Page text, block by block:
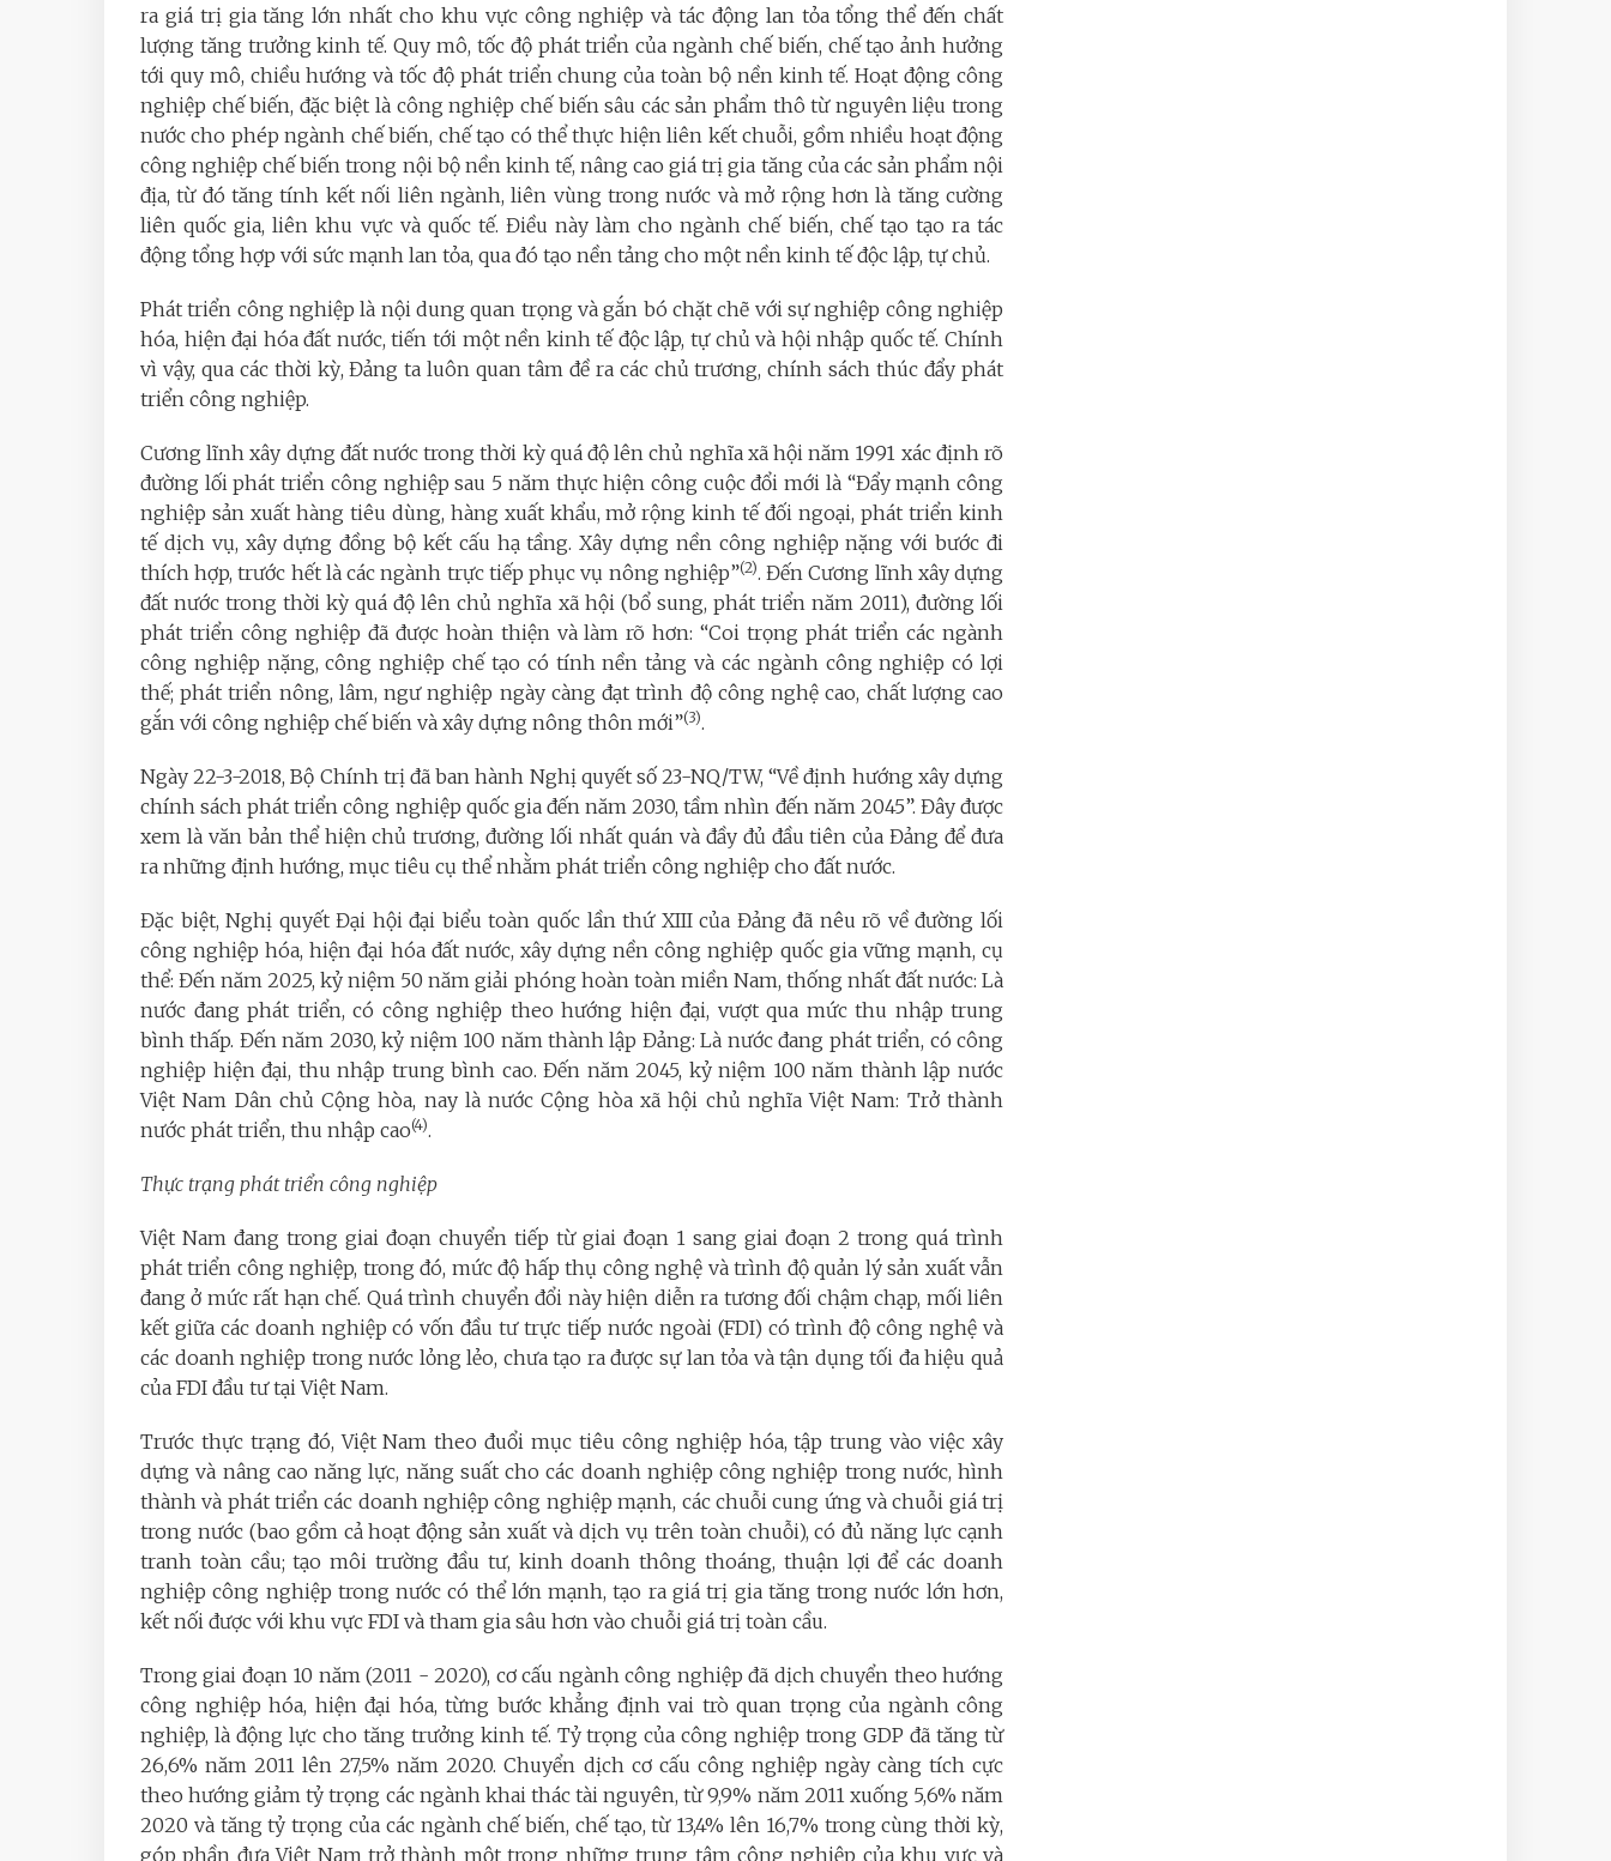
ra giá trị gia tăng lớn nhất cho khu vực công nghiệp và tác động lan tỏa tổng thể đến chất
lượng tăng trưởng kinh tế. Quy mô, tốc độ phát triển của ngành chế biến, chế tạo ảnh hưởng
tới quy mô, chiều hướng và tốc độ phát triển chung của toàn bộ nền kinh tế. Hoạt động công
nghiệp chế biến, đặc biệt là công nghiệp chế biến sâu các sản phẩm thô từ nguyên liệu trong
nước cho phép ngành chế biến, chế tạo có thể thực hiện liên kết chuỗi, gồm nhiều hoạt động
công nghiệp chế biến trong nội bộ nền kinh tế, nâng cao giá trị gia tăng của các sản phẩm nội
địa, từ đó tăng tính kết nối liên ngành, liên vùng trong nước và mở rộng hơn là tăng cường
liên quốc gia, liên khu vực và quốc tế. Điều này làm cho ngành chế biến, chế tạo tạo ra tác
động tổng hợp với sức mạnh lan tỏa, qua đó tạo nền tảng cho một nền kinh tế độc lập, tự chủ.
Phát triển công nghiệp là nội dung quan trọng và gắn bó chặt chẽ với sự nghiệp công nghiệp
hóa, hiện đại hóa đất nước, tiến tới một nền kinh tế độc lập, tự chủ và hội nhập quốc tế. Chính
vì vậy, qua các thời kỳ, Đảng ta luôn quan tâm đề ra các chủ trương, chính sách thúc đẩy phát
triển công nghiệp.
Cương lĩnh xây dựng đất nước trong thời kỳ quá độ lên chủ nghĩa xã hội năm 1991 xác định rõ
đường lối phát triển công nghiệp sau 5 năm thực hiện công cuộc đổi mới là “Đẩy mạnh công
nghiệp sản xuất hàng tiêu dùng, hàng xuất khẩu, mở rộng kinh tế đối ngoại, phát triển kinh
tế dịch vụ, xây dựng đồng bộ kết cấu hạ tầng. Xây dựng nền công nghiệp nặng với bước đi
thích hợp, trước hết là các ngành trực tiếp phục vụ nông nghiệp”(2). Đến Cương lĩnh xây dựng
đất nước trong thời kỳ quá độ lên chủ nghĩa xã hội (bổ sung, phát triển năm 2011), đường lối
phát triển công nghiệp đã được hoàn thiện và làm rõ hơn: “Coi trọng phát triển các ngành
công nghiệp nặng, công nghiệp chế tạo có tính nền tảng và các ngành công nghiệp có lợi
thế; phát triển nông, lâm, ngư nghiệp ngày càng đạt trình độ công nghệ cao, chất lượng cao
gắn với công nghiệp chế biến và xây dựng nông thôn mới”(3).
Ngày 22-3-2018, Bộ Chính trị đã ban hành Nghị quyết số 23-NQ/TW, “Về định hướng xây dựng
chính sách phát triển công nghiệp quốc gia đến năm 2030, tầm nhìn đến năm 2045”. Đây được
xem là văn bản thể hiện chủ trương, đường lối nhất quán và đầy đủ đầu tiên của Đảng để đưa
ra những định hướng, mục tiêu cụ thể nhằm phát triển công nghiệp cho đất nước.
Đặc biệt, Nghị quyết Đại hội đại biểu toàn quốc lần thứ XIII của Đảng đã nêu rõ về đường lối
công nghiệp hóa, hiện đại hóa đất nước, xây dựng nền công nghiệp quốc gia vững mạnh, cụ
thể: Đến năm 2025, kỷ niệm 50 năm giải phóng hoàn toàn miền Nam, thống nhất đất nước: Là
nước đang phát triển, có công nghiệp theo hướng hiện đại, vượt qua mức thu nhập trung
bình thấp. Đến năm 2030, kỷ niệm 100 năm thành lập Đảng: Là nước đang phát triển, có công
nghiệp hiện đại, thu nhập trung bình cao. Đến năm 2045, kỷ niệm 100 năm thành lập nước
Việt Nam Dân chủ Cộng hòa, nay là nước Cộng hòa xã hội chủ nghĩa Việt Nam: Trở thành
nước phát triển, thu nhập cao(4).
Thực trạng phát triển công nghiệp
Việt Nam đang trong giai đoạn chuyển tiếp từ giai đoạn 1 sang giai đoạn 2 trong quá trình
phát triển công nghiệp, trong đó, mức độ hấp thụ công nghệ và trình độ quản lý sản xuất vẫn
đang ở mức rất hạn chế. Quá trình chuyển đổi này hiện diễn ra tương đối chậm chạp, mối liên
kết giữa các doanh nghiệp có vốn đầu tư trực tiếp nước ngoài (FDI) có trình độ công nghệ và
các doanh nghiệp trong nước lỏng lẻo, chưa tạo ra được sự lan tỏa và tận dụng tối đa hiệu quả
của FDI đầu tư tại Việt Nam.
Trước thực trạng đó, Việt Nam theo đuổi mục tiêu công nghiệp hóa, tập trung vào việc xây
dựng và nâng cao năng lực, năng suất cho các doanh nghiệp công nghiệp trong nước, hình
thành và phát triển các doanh nghiệp công nghiệp mạnh, các chuỗi cung ứng và chuỗi giá trị
trong nước (bao gồm cả hoạt động sản xuất và dịch vụ trên toàn chuỗi), có đủ năng lực cạnh
tranh toàn cầu; tạo môi trường đầu tư, kinh doanh thông thoáng, thuận lợi để các doanh
nghiệp công nghiệp trong nước có thể lớn mạnh, tạo ra giá trị gia tăng trong nước lớn hơn,
kết nối được với khu vực FDI và tham gia sâu hơn vào chuỗi giá trị toàn cầu.
Trong giai đoạn 10 năm (2011 - 2020), cơ cấu ngành công nghiệp đã dịch chuyển theo hướng
công nghiệp hóa, hiện đại hóa, từng bước khẳng định vai trò quan trọng của ngành công
nghiệp, là động lực cho tăng trưởng kinh tế. Tỷ trọng của công nghiệp trong GDP đã tăng từ
26,6% năm 2011 lên 27,5% năm 2020. Chuyển dịch cơ cấu công nghiệp ngày càng tích cực
theo hướng giảm tỷ trọng các ngành khai thác tài nguyên, từ 9,9% năm 2011 xuống 5,6% năm
2020 và tăng tỷ trọng của các ngành chế biến, chế tạo, từ 13,4% lên 16,7% trong cùng thời kỳ,
góp phần đưa Việt Nam trở thành một trong những trung tâm công nghiệp của khu vực và